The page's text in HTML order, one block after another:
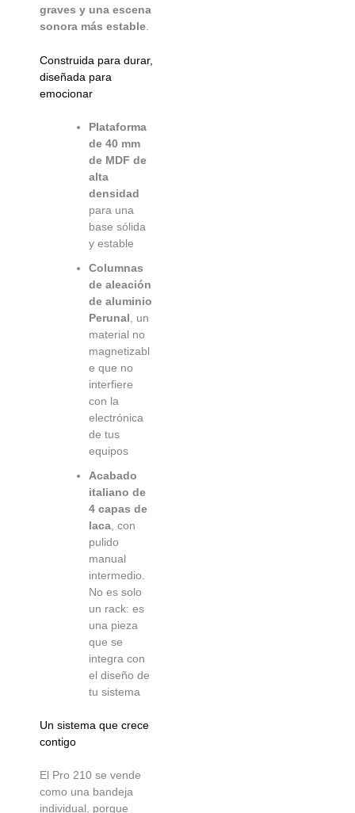
graves y una escena
sonora más estable
Construida para durar,
diseñada para
emocionar
Plataforma
de 40 mm
de MDF de
alta
densidad
para una
base sólida
y estable
Columnas
de aleación
de aluminio
Perunal, un
material no
magnetizabl
e que no
interfiere
con la
electrónica
de tus
equipos
Acabado
italiano de
4 capas de
laca, con
pulido
manual
intermedio.
No es solo
un rack: es
una pieza
que se
integra con
el diseño de
tu sistema
Un sistema que crece
contigo
El Pro 210 se vende
como una bandeja
individual, porque